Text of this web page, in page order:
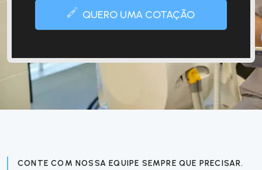
QUERO UMA COTAÇÃO
CONTE COM NOSSA EQUIPE SEMPRE QUE PRECISAR.